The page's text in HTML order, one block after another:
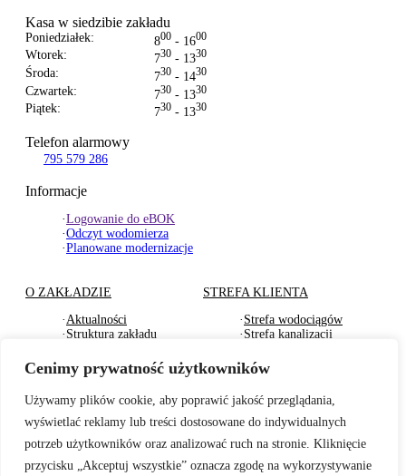
Cenimy prywatność użytkowników
Używamy plików cookie, aby poprawić jakość przeglądania,
wyświetlać reklamy lub treści dostosowane do indywidualnych
potrzeb użytkowników oraz analizować ruch na stronie. Kliknięcie
przycisku „Akceptuj wszystkie” oznacza zgodę na wykorzystywanie
Kasa w siedzibie zakładu
Poniedziałek: 800 - 1600
Wtorek: 730 - 1330
Środa: 730 - 1430
Czwartek: 730 - 1330
Piątek: 730 - 1330
Telefon alarmowy
795 579 286
Informacje
·Logowanie do eBOK
·Odczyt wodomierza
·Planowane modernizacje
O ZAKŁADZIE
· Aktualności
· Struktura zakładu
·Oferty pracy
STREFA KLIENTA
· Strefa wodociągów
· Strefa kanalizacji
komunalnych
·Strefa odbioru odpadów
BADANIA WODY
·Badania wewnętrzne wody
TARYFY I CENNIKI
·Za zbiorowe zaopatrzenie